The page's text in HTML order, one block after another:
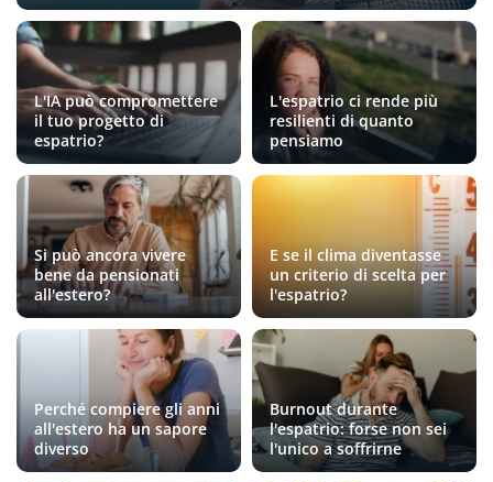
L'IA può compromettere
il tuo progetto di
espatrio?
L'espatrio ci rende più
resilienti di quanto
pensiamo
Si può ancora vivere
bene da pensionati
all'estero?
E se il clima diventasse
un criterio di scelta per
l'espatrio?
Perché compiere gli anni
all'estero ha un sapore
diverso
Burnout durante
l'espatrio: forse non sei
l'unico a soffrirne